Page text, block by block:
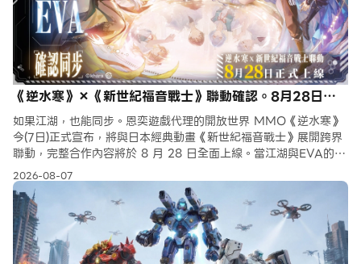
《逆水寒》×《新世紀福音戰士》聯動確認。8月28日，
全面同步
如果江湖，也能同步。恩奕遊戲代理的開放世界 MMO《逆水寒》
今(7日)正式宣布，將與日本經典動畫《新世紀福音戰士》展開跨界
聯動，完整合作內容將於 8 月 28 日全面上線。當江湖與EVA的風
格交融，曾經觸動無數人心的少年、使命與羈絆，即將以
2026-08-07